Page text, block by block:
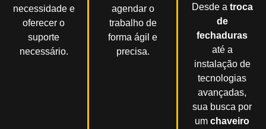
necessidade e
oferecer o
suporte
necessário.
agendar o
trabalho de
forma ágil e
precisa.
Desde a troca
de
fechaduras
até a
instalação de
tecnologias
avançadas,
sua busca por
umchaveiro